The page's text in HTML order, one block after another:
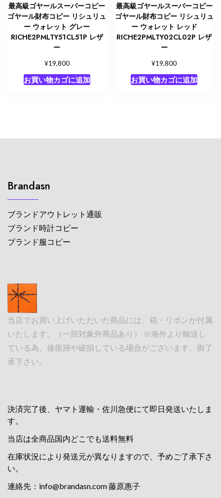
最高級ゴヤールスーパーコピー
ゴヤール財布コピー リシュリュ
ー ウォレット グレー
RICHE2PMLTY51CL51P レザ
ー
¥19,800
お買い物カゴに追加
最高級ゴヤールスーパーコピー
ゴヤール財布コピー リシュリュ
ー ウォレット レッド
RICHE2PMLTY02CL02P レザ
ー
¥19,800
お買い物カゴに追加
Brandasn
ブランドアウトレット通販
ブランド時計コピー
ブランド服コピー
当店でお買い上げいただいた商品には、箱・リボンが付属
いたします。（一部対象外商品あり） ※海外より輸送し
ている為、修復跡や破損している場合がございます。御了
承下さい。
決済完了後、ヤマト運輸・佐川急便にて即日発送いたしま
す。
当店は全商品国内どこでも送料無料
在庫状況により発送元が異なりますので、予めご了承下さ
い。
連絡先： info@brandasn.com藤原惠子